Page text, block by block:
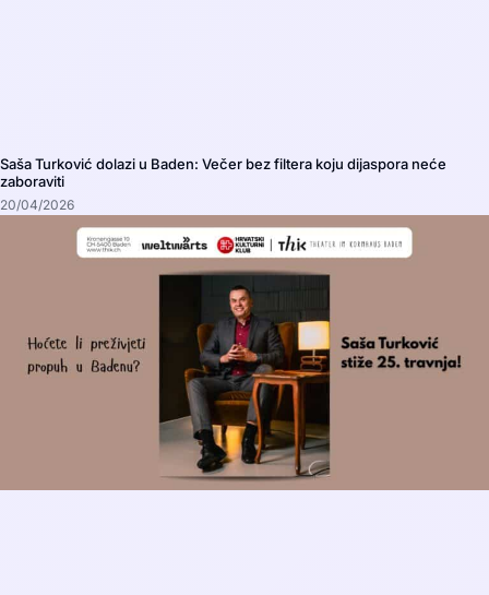
Saša Turković dolazi u Baden: Večer bez filtera koju dijaspora neće
zaboraviti
20/04/2026